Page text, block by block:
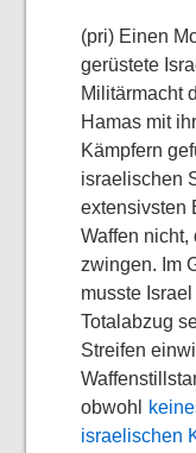
(pri) Einen
gerüstete
Militärmacht
Hamas mit
Kämpfern
israelischen
extensivsten
Waffen
zwingen. Im
musste
Totalabzug
Streifen
obwohl
israelischen